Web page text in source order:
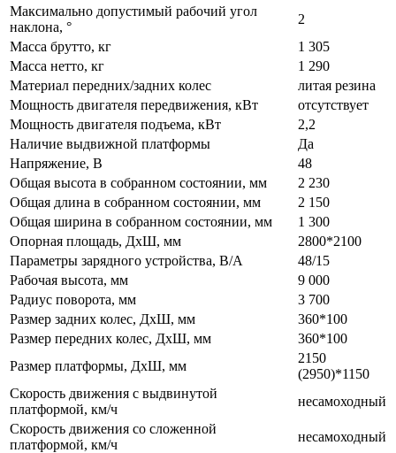
Максимально допустимый рабочий угол
наклона, °
2
Масса брутто, кг
1 305
Масса нетто, кг
1 290
Материал передних/задних колес
литая резина
Мощность двигателя передвижения, кВт
отсутствует
Мощность двигателя подъема, кВт
2,2
Наличие выдвижной платформы
Да
Напряжение, В
48
Общая высота в собранном состоянии, мм
2 230
Общая длина в собранном состоянии, мм
2 150
Общая ширина в собранном состоянии, мм
1 300
Опорная площадь, ДхШ, мм
2800*2100
Параметры зарядного устройства, В/А
48/15
Рабочая высота, мм
9 000
Радиус поворота, мм
3 700
Размер задних колес, ДхШ, мм
360*100
Размер передних колес, ДхШ, мм
360*100
Размер платформы, ДхШ, мм
2150
(2950)*1150
Скорость движения с выдвинутой
платформой, км/ч
несамоходный
Скорость движения со сложенной
платформой, км/ч
несамоходный